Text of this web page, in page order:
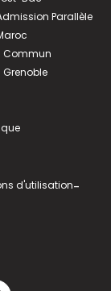
Parallèle
Commun
Grenoble
d'utilisation-